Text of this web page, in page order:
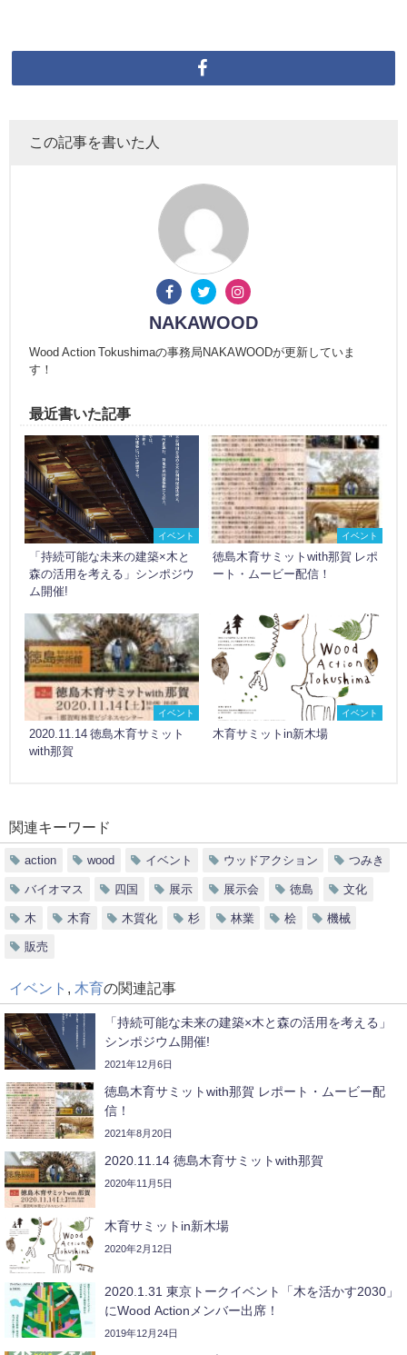
この記事を書いた人
NAKAWOOD
Wood Action Tokushimaの事務局NAKAWOODが更新していま
す！
最近書いた記事
イベント
「持続可能な未来の建築×木と
森の活用を考える」シンポジウ
ム開催!
イベント
徳島木育サミットwith那賀 レポ
ート・ムービー配信！
イベント
2020.11.14 徳島木育サミット
with那賀
イベント
木育サミットin新木場
関連キーワード
action wood イベント ウッドアクション つみき
バイオマス 四国 展示 展示会 徳島 文化
木 木育 木質化 杉 林業 桧 機械
販売
イベント 木育の関連記事
「持続可能な未来の建築×木と森の活用を考える」
シンポジウム開催!
2021年12月6日
徳島木育サミットwith那賀 レポート・ムービー配
信！
2021年8月20日
2020.11.14 徳島木育サミットwith那賀
2020年11月5日
木育サミットin新木場
2020年2月12日
2020.1.31 東京トークイベント「木を活かす2030」
にWood Actionメンバー出席！
2019年12月24日